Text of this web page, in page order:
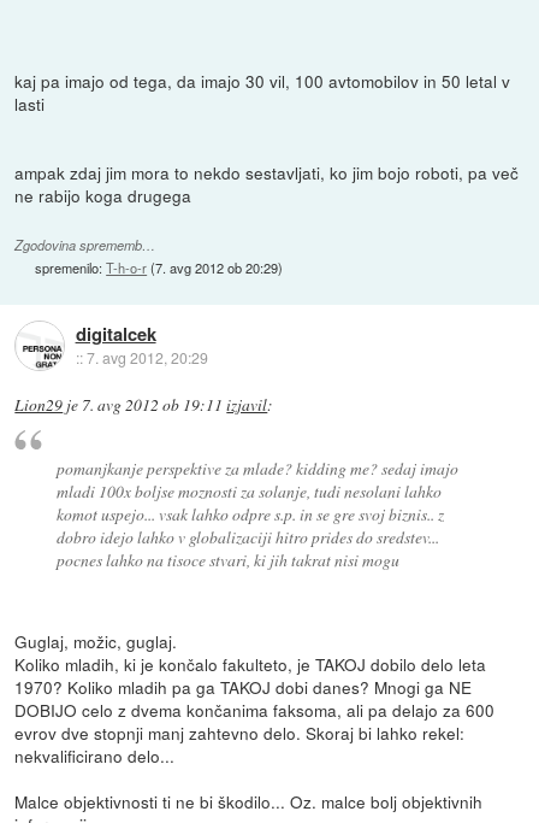
kaj pa imajo od tega, da imajo 30 vil, 100 avtomobilov in 50 letal v
lasti
ampak zdaj jim mora to nekdo sestavljati, ko jim bojo roboti, pa več
ne rabijo koga drugega
Zgodovina sprememb…
spremenilo:T-h-o-r(7. avg 2012 ob 20:29)
digitalcek
::7. avg 2012, 20:29
Lion29 je 7. avg 2012 ob 19:11 izjavil:
pomanjkanje perspektive za mlade? kidding me? sedaj imajo
mladi 100x boljse moznosti za solanje, tudi nesolani lahko
komot uspejo... vsak lahko odpre s.p. in se gre svoj biznis.. z
dobro idejo lahko v globalizaciji hitro prides do sredstev...
pocnes lahko na tisoce stvari, ki jih takrat nisi mogu
Guglaj, možic, guglaj.
Koliko mladih, ki je končalo fakulteto, je TAKOJ dobilo delo leta
1970? Koliko mladih pa ga TAKOJ dobi danes? Mnogi ga NE
DOBIJO celo z dvema končanima faksoma, ali pa delajo za 600
evrov dve stopnji manj zahtevno delo. Skoraj bi lahko rekel:
nekvalificirano delo...
Malce objektivnosti ti ne bi škodilo... Oz. malce bolj objektivnih